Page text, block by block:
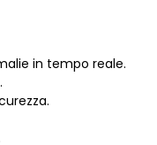
in tempo reale.